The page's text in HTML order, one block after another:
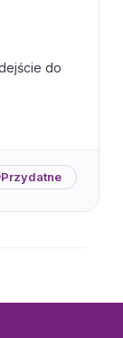
do
Przydatne